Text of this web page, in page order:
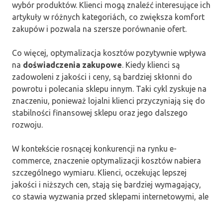
wybór produktów. Klienci mogą znaleźć interesujące ich
artykuły w różnych kategoriách, co zwiększa komfort
zakupów i pozwala na szersze porównanie ofert.
Co więcej, optymalizacja kosztów pozytywnie wpływa
na doświadczenia zakupowe. Kiedy klienci są
zadowoleni z jakości i ceny, są bardziej skłonni do
powrotu i polecania sklepu innym. Taki cykl zyskuje na
znaczeniu, ponieważ lojalni klienci przyczyniają się do
stabilności finansowej sklepu oraz jego dalszego
rozwoju.
W kontekście rosnącej konkurencji na rynku e-
commerce, znaczenie optymalizacji kosztów nabiera
szczególnego wymiaru. Klienci, oczekując lepszej
jakości i niższych cen, stają się bardziej wymagający,
co stawia wyzwania przed sklepami internetowymi, ale